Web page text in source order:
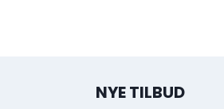
NYE TILBUD